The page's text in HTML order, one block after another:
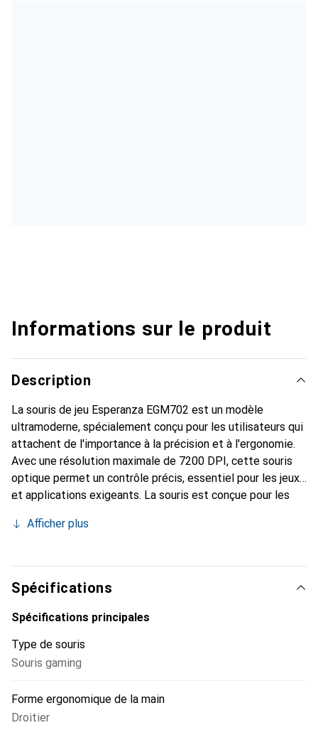
Informations sur le produit
Description
La souris de jeu Esperanza EGM702 est un modèle
ultramoderne, spécialement conçu pour les utilisateurs qui
attachent de l'importance à la précision et à l'ergonomie.
Avec une résolution maximale de 7200 DPI, cette souris
optique permet un contrôle précis, essentiel pour les jeux
et applications exigeants. La souris est conçue pour les
manipulation agréable même lors de sessions d'utilisation
seulement un aspect moderne, mais permet également
une personnalisation selon le style personnel. Avec sept
boutons programmables, les utilisateurs peuvent accéder
rapidement et facilement à leurs fonctions préférées, ce
USB assure des performances stables et fiables sans
latence, tandis que le câble de 1,5 mètre offre une liberté
Afficher plus
Spécifications
Spécifications principales
Type de souris
Souris gaming
Forme ergonomique de la main
Droitier